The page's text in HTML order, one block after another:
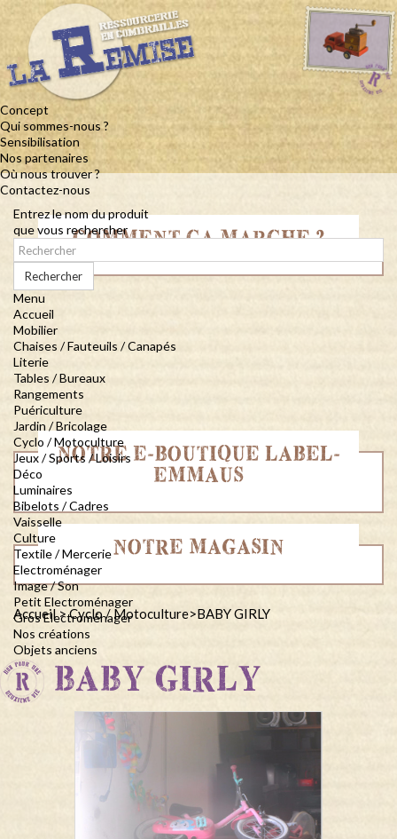
Concept
Qui sommes-nous ?
Sensibilisation
Nos partenaires
Où nous trouver ?
Contactez-nous
Entrez le nom du produit
que vous rechercher
Rechercher
Menu
Accueil
Mobilier
Chaises / Fauteuils / Canapés
Literie
Tables / Bureaux
Rangements
Puériculture
Jardin / Bricolage
Cyclo / Motoculture
Jeux / Sports / Loisirs
Déco
Luminaires
Bibelots / Cadres
Vaisselle
Culture
Textile / Mercerie
Electroménager
Image / Son
Petit Electroménager
Gros Electroménager
Nos créations
Objets anciens
COMMENT ÇA MARCHE ?
NOTRE E-BOUTIQUE LABEL-
EMMAUS
NOTRE MAGASIN
Accueil>Cyclo / Motoculture>BABY GIRLY
BABY GIRLY